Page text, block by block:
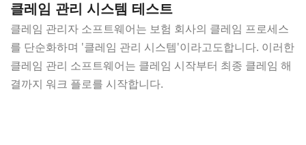
클레임 관리 시스템 테스트
클레임 관리자 소프트웨어는 보험 회사의 클레임 프로세스
를 단순화하며 '클레임 관리 시스템'이라고도합니다. 이러한
클레임 관리 소프트웨어는 클레임 ​​시작부터 최종 클레임 해
결까지 워크 플로를 시작합니다.